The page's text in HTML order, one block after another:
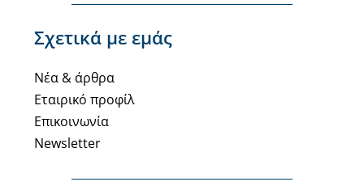
Σχετικά με εμάς
Νέα & άρθρα
Εταιρικό προφίλ
Επικοινωνία
Newsletter